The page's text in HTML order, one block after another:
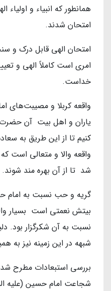
همانطور که انبیاء و
امتحان شدند.
امتحان الهی قابل درک و
امری است کاملاً الهی و
خداست.
واقعه کربلا و مصیبت‌های
یاران و اهل بیت آن
کنیم تا از این طریق به
واقعه والا و متعالی است
شد تا از آن بهره مند شوند.
گریه و حب نسبت به امام
بیتش نعمتی است بسیار
نسبت به آن شکرگزار
شبهه در این زمینه نیز به
بررسی استبعادات مطرح
شجاعت امام حسین (علیه